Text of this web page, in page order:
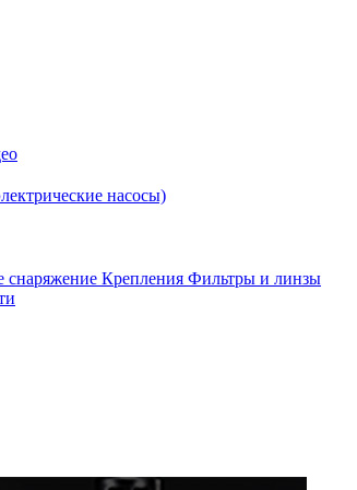
насосы)
снаряжение Крепления Фильтры и линзы